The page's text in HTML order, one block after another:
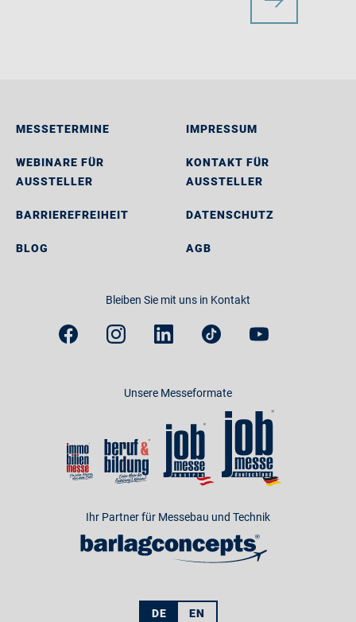
MESSETERMINE
WEBINARE FÜR
AUSSTELLER
BARRIEREFREIHEIT
BLOG
IMPRESSUM
KONTAKT FÜR
AUSSTELLER
DATENSCHUTZ
AGB
Bleiben Sie mit uns in Kontakt
Unsere Messeformate
Ihr Partner für Messebau und Technik
DE EN